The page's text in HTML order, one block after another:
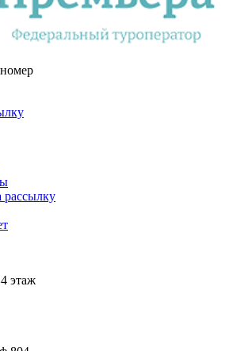
рассылку
этаж